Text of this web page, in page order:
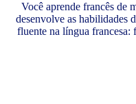
Você aprende francês de
desenvolve as habilidades
fluente na língua francesa: